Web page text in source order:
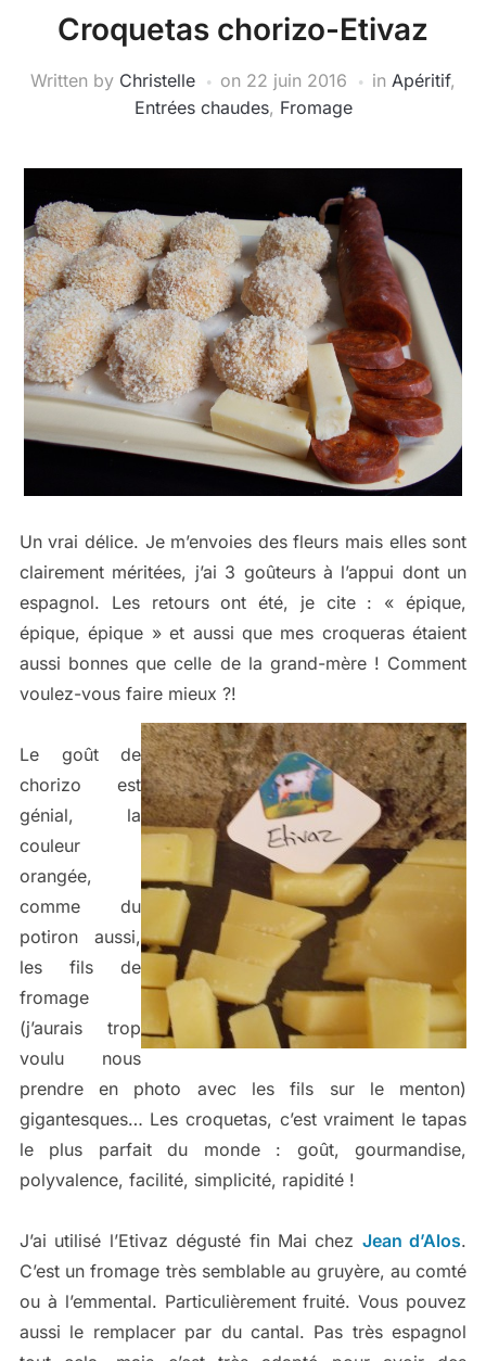
Croquetas chorizo-Etivaz
Written by Christelle on 22 juin 2016 in Apéritif,
Entrées chaudes, Fromage
Un vrai délice. Je m’envoies des fleurs mais elles sont
clairement méritées, j’ai 3 goûteurs à l’appui dont un
espagnol. Les retours ont été, je cite : « épique,
épique, épique » et aussi que mes croqueras étaient
aussi bonnes que celle de la grand-mère ! Comment
voulez-vous faire mieux ?!
Le goût de
chorizo est
génial, la
couleur
orangée,
comme du
potiron aussi,
les fils de
fromage
(j’aurais trop
voulu nous
prendre en photo avec les fils sur le menton)
gigantesques… Les croquetas, c’est vraiment le tapas
le plus parfait du monde : goût, gourmandise,
polyvalence, facilité, simplicité, rapidité !
J’ai utilisé l’Etivaz dégusté fin Mai chez Jean d’Alos.
C’est un fromage très semblable au gruyère, au comté
ou à l’emmental. Particulièrement fruité. Vous pouvez
aussi le remplacer par du cantal. Pas très espagnol